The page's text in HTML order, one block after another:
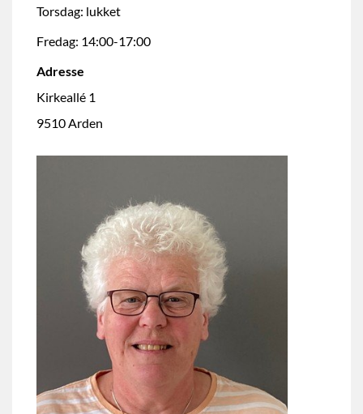
Torsdag: lukket
Fredag: 14:00-17:00
Adresse
Kirkeallé 1
9510 Arden